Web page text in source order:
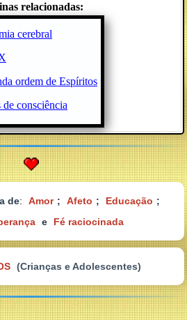
relacionadas:
cerebral
ordem de Espíritos
de consciência
de: Amor ; Afeto ; Educação ;
e Fé raciocinada
(Crianças e Adolescentes)